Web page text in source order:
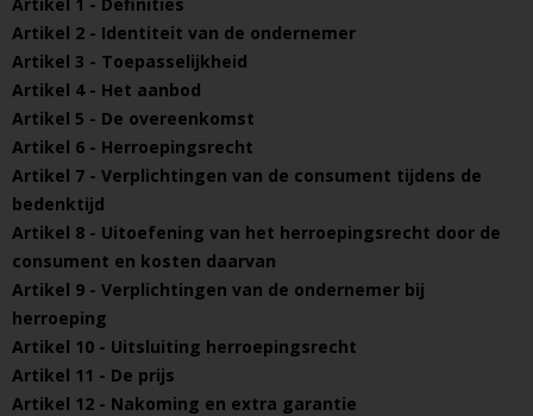
Artikel 2 - Identiteit van de ondernemer
Artikel 3 - Toepasselijkheid
Artikel 4 - Het aanbod
Artikel 5 - De overeenkomst
Artikel 6 - Herroepingsrecht
Artikel 7 - Verplichtingen van de consument tijdens de
bedenktijd
Artikel 8 - Uitoefening van het herroepingsrecht door de
consument en kosten daarvan
Artikel 9 - Verplichtingen van de ondernemer bij
herroeping
Artikel 10 - Uitsluiting herroepingsrecht
Artikel 11 - De prijs
Artikel 12 - Nakoming en extra garantie